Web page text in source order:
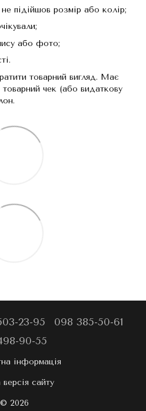
підійшов розмір або колір;
або фото;
товарний вигляд. Має
чек (або видаткову
23-95
098 385-50-61
90-55
інформація
сайту
© 2026